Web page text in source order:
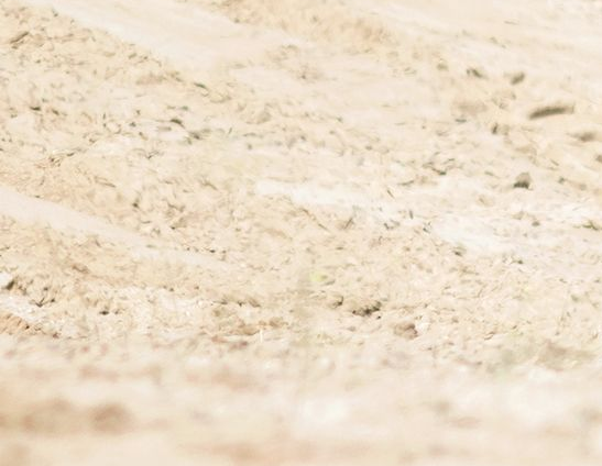
Llyr el Zahir